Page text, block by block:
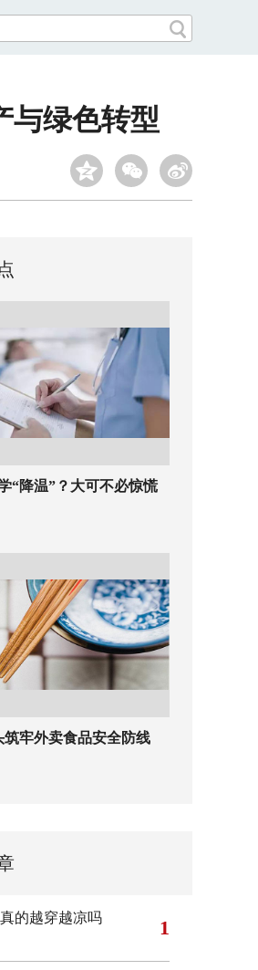
与绿色转型
“降温”？大可不必惊慌
筑牢外卖食品安全防线
的越穿越凉吗 1